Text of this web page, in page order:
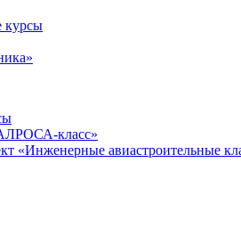
курсы
класс»
«Инженерные авиастроительные